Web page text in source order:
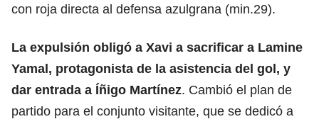
con roja directa al defensa azulgrana (min.29).
La expulsión obligó a Xavi a sacrificar a Lamine
Yamal, protagonista de la asistencia del gol, y
dar entrada a Íñigo Martínez. Cambió el plan de
partido para el conjunto visitante, que se dedicó a